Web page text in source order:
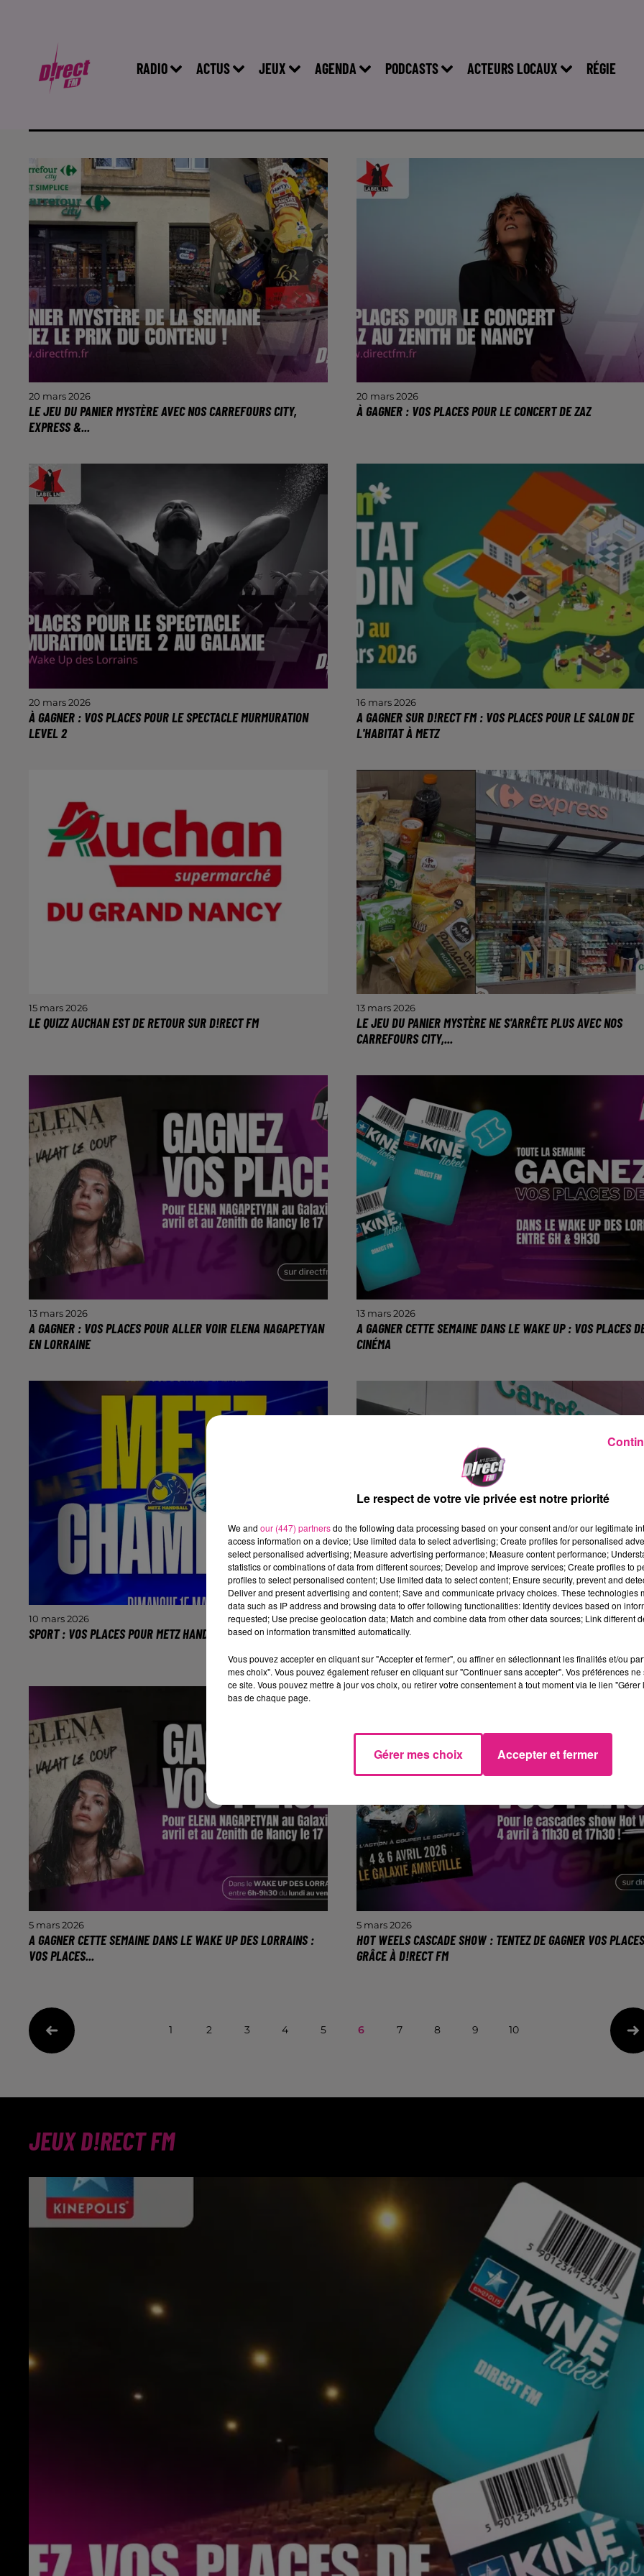
RADIO ACTUS JEUX AGENDA PODCASTS ACTEURS LOCAUX RÉGIE
20 mars 2026
LE JEU DU PANIER MYSTÈRE AVEC NOS CARREFOURS CITY,
EXPRESS &...
contenu du panier et remportez une carte cadeau
de 100€ !
20 mars 2026
À GAGNER : VOS PLACES POUR LE CONCERT DE ZAZ
Nancy
20 mars 2026
À GAGNER : VOS PLACES POUR LE SPECTACLE MURMURATION
LEVEL 2
16 mars 2026
A GAGNER SUR D!RECT FM : VOS PLACES POUR LE SALON DE
L'HABITAT À METZ
15 mars 2026
LE QUIZZ AUCHAN EST DE RETOUR SUR D!RECT FM
13 mars 2026
LE JEU DU PANIER MYSTÈRE NE S'ARRÊTE PLUS AVEC NOS
CARREFOURS CITY,...
panier et remportez une carte cadeau de 100€ !
13 mars 2026
A GAGNER : VOS PLACES POUR ALLER VOIR ELENA NAGAPETYAN
EN LORRAINE
au Zénith de Nancy le 17 avril
13 mars 2026
A GAGNER CETTE SEMAINE DANS LE WAKE UP : VOS PLACES
CINÉMA
10 mars 2026
SPORT : VOS PLACES POUR METZ HANDBALL - CHAMBRAY
6 mars 2026
LE JEU DU PANIER MYSTÈRE CONTINUE CETTE SEMAINE AVEC
Cette semaine, découvrez le prix du contenu du
panier et remportez une carte cadeau de 100€ !
5 mars 2026
A GAGNER CETTE SEMAINE DANS LE WAKE UP DES LORRAINS :
VOS PLACES...
5 mars 2026
HOT WEELS CASCADE SHOW : TENTEZ DE GAGNER VOS
GRÂCE À D!RECT FM
1 2 3 4 5 6 7 8 9 10
JEUX D!RECT FM
Le respect de votre vie privée est notre priorité
We and our (447) partnersdo the following data processing based on your consent and/or our legitimate
access information on a device; Use limited data to select advertising; Create profiles for personalised
select personalised advertising; Measure advertising performance; Measure content performance;
statistics or combinations of data from different sources; Develop and improve services; Create profiles to
profiles to select personalised content; Use limited data to select content; Ensure security, prevent and
Deliver and present advertising and content; Save and communicate privacy choices. These technologies
data such as IP address and browsing data to offer following functionalities: Identify devices based on
requested; Use precise geolocation data; Match and combine data from other data sources; Link different
based on information transmitted automatically.
Vous pouvez accepter en cliquant sur "Accepter et fermer", ou affiner en sélectionnant les finalités et/ou
mes choix". Vous pouvez également refuser en cliquant sur "Continuer sans accepter". Vos préférences
ce site. Vous pouvez mettre à jour vos choix, ou retirer votre consentement à tout moment via le lien
bas de chaque page.
Gérer mes choix Accepter et fermer